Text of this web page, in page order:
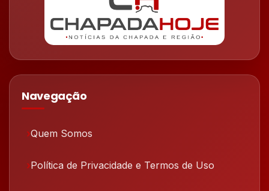
Navegação
Quem Somos
Política de Privacidade e Termos de Uso